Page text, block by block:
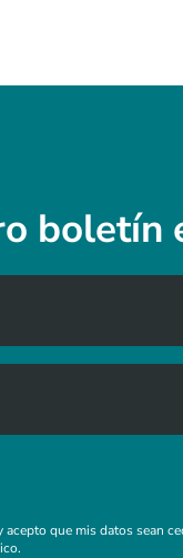
boletín
que mis datos sean